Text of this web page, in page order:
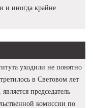
и иногда крайне
уходили не понятно
в Световом лет
председатель
комиссии по